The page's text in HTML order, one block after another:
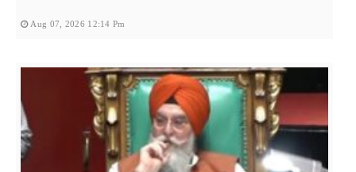
Aug 07, 2026 12:14 Pm